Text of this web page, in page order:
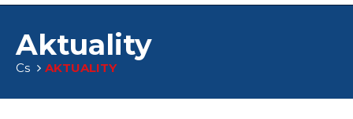
Aktuality
Cs AKTUALITY